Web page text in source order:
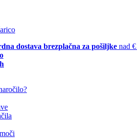
dostava brezplačna za pošiljke nad